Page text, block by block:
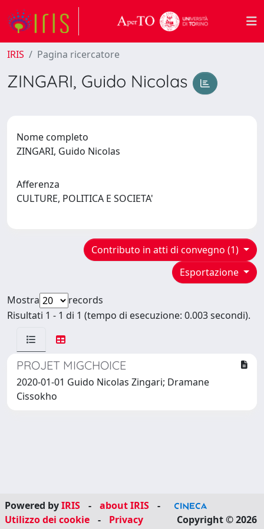
IRIS Pagina ricercatore
ZINGARI, Guido Nicolas
Nome completo
ZINGARI, Guido Nicolas
Afferenza
CULTURE, POLITICA E SOCIETA'
Contributo in atti di convegno (1)
Esportazione
Mostra
records
Risultati 1 - 1 di 1 (tempo di esecuzione: 0.003 secondi).
PROJET MIGCHOICE
2020-01-01 Guido Nicolas Zingari; Dramane
Cissokho
Powered byIRIS - about IRIS
-
Utilizzo dei cookie
- Privacy Copyright © 2026